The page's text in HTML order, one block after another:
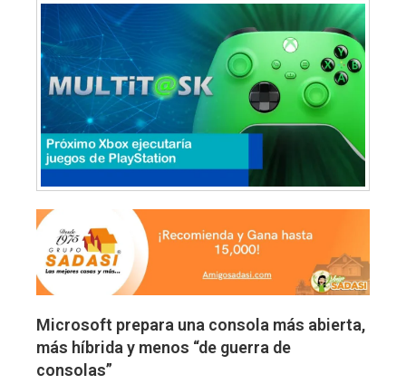
Microsoft prepara una consola más abierta,
más híbrida y menos “de guerra de
consolas”